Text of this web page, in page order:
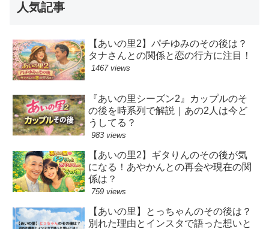
人気記事
【あいの里2】パチゆみのその後は？
タナさんとの関係と恋の行方に注目！
1467 views
『あいの里シーズン2』カップルのそ
の後を時系列で解説｜あの2人は今ど
うしてる？
983 views
【あいの里2】ギタりんのその後が気
になる！あやかんとの再会や現在の関
係は？
759 views
【あいの里】とっちゃんのその後は？
別れた理由とインスタで語った想いと